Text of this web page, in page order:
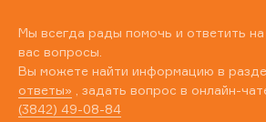
Мы всегда рады помочь и ответить
вас вопросы.
Вы можете найти информацию в
ответы» , задать вопрос в онлайн-
(3842) 49-08-84